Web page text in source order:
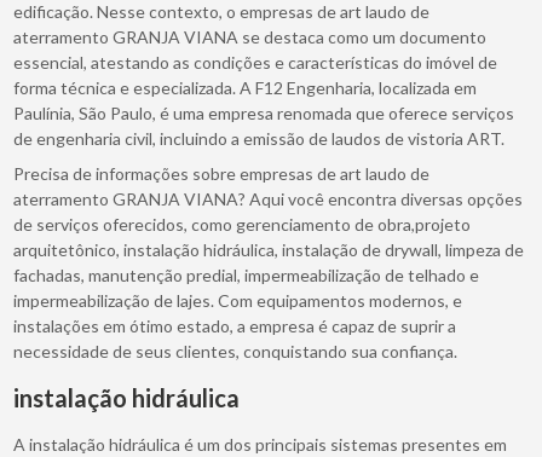
edificação. Nesse contexto, o empresas de art laudo de
aterramento GRANJA VIANA se destaca como um documento
essencial, atestando as condições e características do imóvel de
forma técnica e especializada. A F12 Engenharia, localizada em
Paulínia, São Paulo, é uma empresa renomada que oferece serviços
de engenharia civil, incluindo a emissão de laudos de vistoria ART.
Precisa de informações sobre empresas de art laudo de
aterramento GRANJA VIANA? Aqui você encontra diversas opções
de serviços oferecidos, como gerenciamento de obra,projeto
arquitetônico, instalação hidráulica, instalação de drywall, limpeza de
fachadas, manutenção predial, impermeabilização de telhado e
impermeabilização de lajes. Com equipamentos modernos, e
instalações em ótimo estado, a empresa é capaz de suprir a
necessidade de seus clientes, conquistando sua confiança.
instalação hidráulica
A instalação hidráulica é um dos principais sistemas presentes em